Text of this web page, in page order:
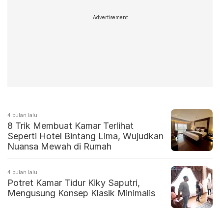
Advertisement
4 bulan lalu
8 Trik Membuat Kamar Terlihat
Seperti Hotel Bintang Lima, Wujudkan
Nuansa Mewah di Rumah
4 bulan lalu
Potret Kamar Tidur Kiky Saputri,
Mengusung Konsep Klasik Minimalis